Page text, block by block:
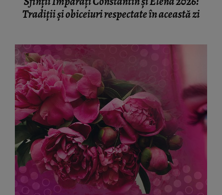
Tradiții și obiceiuri respectate în această zi